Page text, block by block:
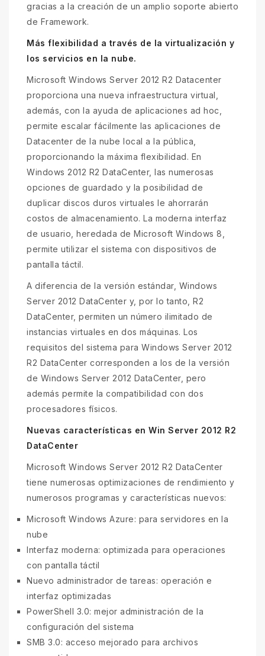
gracias a la creación de un amplio soporte abierto
de Framework.
Más flexibilidad a través de la virtualización y
los servicios en la nube.
Microsoft Windows Server 2012 R2 Datacenter
proporciona una nueva infraestructura virtual,
además, con la ayuda de aplicaciones ad hoc,
permite escalar fácilmente las aplicaciones de
Datacenter de la nube local a la pública,
proporcionando la máxima flexibilidad. En
Windows 2012 R2 DataCenter, las numerosas
opciones de guardado y la posibilidad de
duplicar discos duros virtuales le ahorrarán
costos de almacenamiento. La moderna interfaz
de usuario, heredada de Microsoft Windows 8,
permite utilizar el sistema con dispositivos de
pantalla táctil.
A diferencia de la versión estándar, Windows
Server 2012 DataCenter y, por lo tanto, R2
DataCenter, permiten un número ilimitado de
instancias virtuales en dos máquinas. Los
requisitos del sistema para Windows Server 2012
R2 DataCenter corresponden a los de la versión
de Windows Server 2012 DataCenter, pero
además permite la compatibilidad con dos
procesadores físicos.
Nuevas características en Win Server 2012 R2
DataCenter
Microsoft Windows Server 2012 R2 DataCenter
tiene numerosas optimizaciones de rendimiento y
numerosos programas y características nuevos:
Microsoft Windows Azure: para servidores en la
nube
Interfaz moderna: optimizada para operaciones
con pantalla táctil
Nuevo administrador de tareas: operación e
interfaz optimizadas
PowerShell 3.0: mejor administración de la
configuración del sistema
SMB 3.0: acceso mejorado para archivos